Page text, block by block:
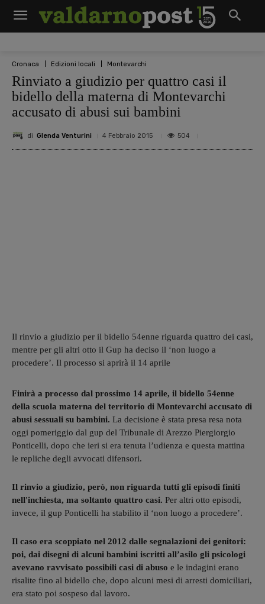
Cronaca Edizioni locali Montevarchi
Rinviato a giudizio per quattro casi il
bidello della materna di Montevarchi
accusato di abusi sui bambini
di Glenda Venturini 4 Febbraio 2015 504
Il rinvio a giudizio per il bidello 54enne riguarda quattro dei casi,
mentre per gli altri otto il Gup ha deciso il ‘non luogo a
procedere’. Il processo si aprirà il 14 aprile
Finirà a processo dal prossimo 14 aprile, il bidello 54enne
della scuola materna del territorio di Montevarchi accusato di
abusi sessuali su bambini. La decisione è stata presa resa nota
oggi pomeriggio dal gup del Tribunale di Arezzo Piergiorgio
Ponticelli, dopo che ieri si era tenuta l’udienza e questa mattina
le repliche degli avvocati difensori.
Il rinvio a giudizio, però, non riguarda tutti gli episodi finiti
nell'inchiesta, ma soltanto quattro casi. Per altri otto episodi,
invece, il gup Ponticelli ha stabilito il ‘non luogo a procedere’.
Il caso era scoppiato nel 2012 dalle segnalazioni dei genitori:
poi, dai disegni di alcuni bambini iscritti all’asilo gli psicologi
avevano ravvisato possibili casi di abuso e le indagini erano
risalite fino al bidello che, dopo alcuni mesi di arresti domiciliari,
era stato poi sospeso dal lavoro.